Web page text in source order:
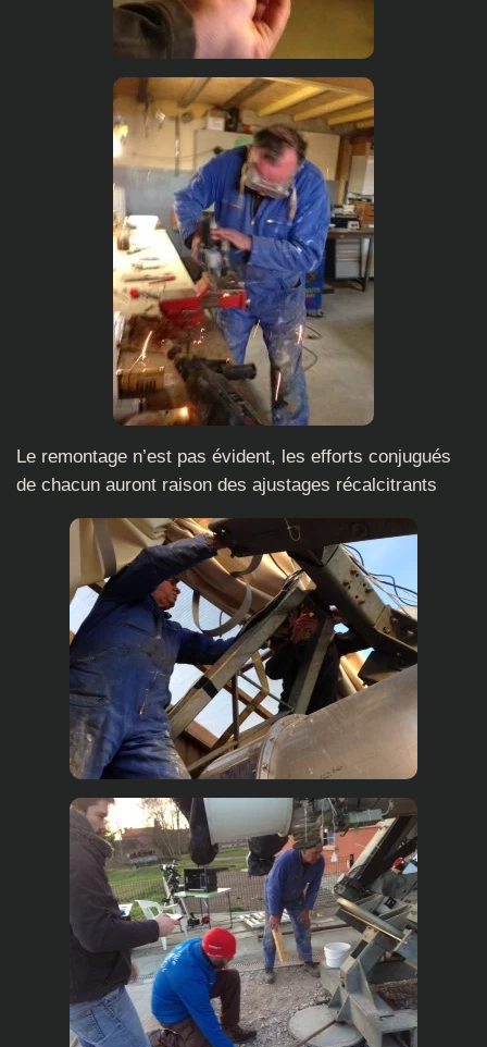
Le remontage n’est pas évident, les efforts conjugués
de chacun auront raison des ajustages récalcitrants